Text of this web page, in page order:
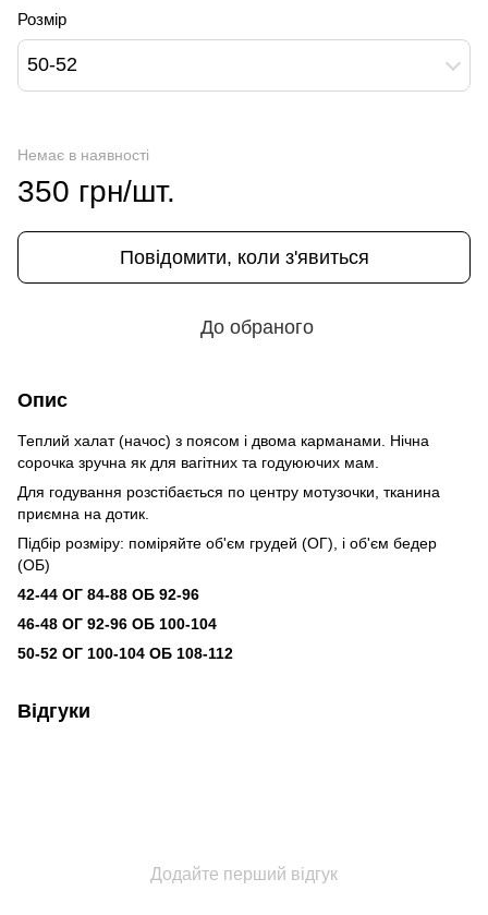
Розмір
50-52
Немає в наявності
350 грн/шт.
Повідомити, коли з'явиться
До обраного
Опис
Теплий халат (начос) з поясом і двома карманами. Нічна
сорочка зручна як для вагітних та годуюючих мам.
Для годування розстібається по центру мотузочки, тканина
приємна на дотик.
Підбір розміру: поміряйте об'єм грудей (ОГ), і об'єм бедер
(ОБ)
42-44 ОГ 84-88 ОБ 92-96
46-48 ОГ 92-96 ОБ 100-104
50-52 ОГ 100-104 ОБ 108-112
Відгуки
Додайте перший відгук